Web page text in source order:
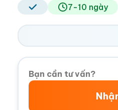
7-10 ngày
Bạn cần tư vấn?